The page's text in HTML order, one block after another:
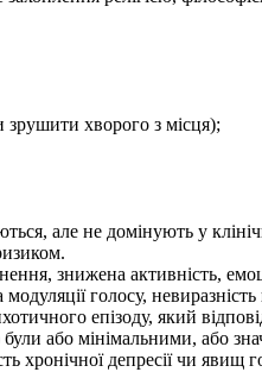
зрушити хворого з місця);
але не домінують у
знижена активність,
модуляції голосу,
епізоду, який
були або мінімальними, або
хронічної депресії чи явищ